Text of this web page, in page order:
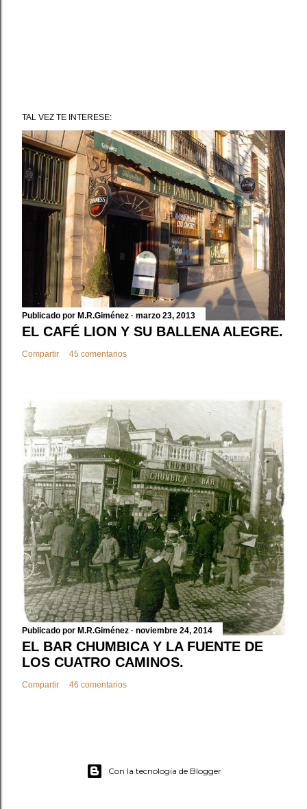
u
b
l
c
a
e
n
t
a
o
TAL VEZ TE INTERESE:
Publicado por M.R.Giménez marzo 23, 2013
EL CAFÉ LION Y SU BALLENA ALEGRE.
Compartir 45 comentarios
Publicado por M.R.Giménez noviembre 24, 2014
EL BAR CHUMBICA Y LA FUENTE DE
LOS CUATRO CAMINOS.
Compartir 46 comentarios
Con la tecnología de Blogger